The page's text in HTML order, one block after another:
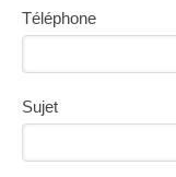
Téléphone
Sujet